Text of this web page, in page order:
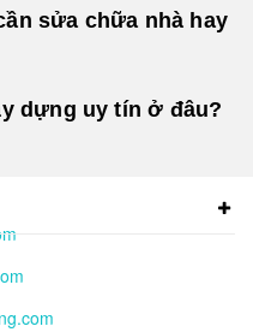
sửa chữa nhà hay
dựng uy tín ở đâu?